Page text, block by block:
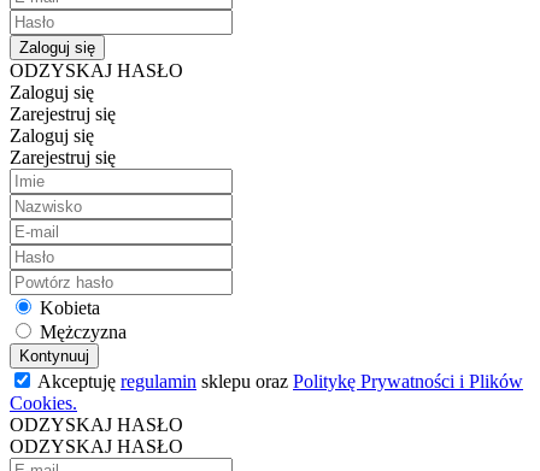
Zaloguj się
ODZYSKAJ HASŁO
Zaloguj się
Zarejestruj się
Zaloguj się
Zarejestruj się
Kobieta
Mężczyzna
Kontynuuj
Akceptuję regulamin sklepu oraz Politykę Prywatności i Plików
Cookies.
ODZYSKAJ HASŁO
ODZYSKAJ HASŁO